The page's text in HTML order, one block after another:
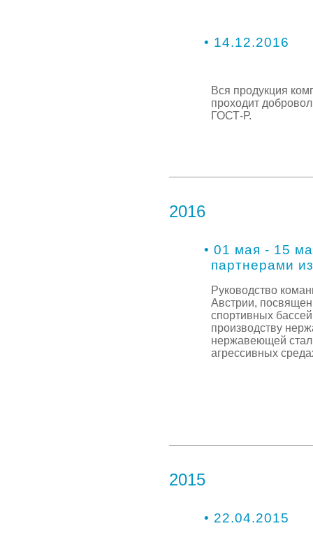
• 14.12.2016
Вся продукция
проходит
ГОСТ-Р.
2016
• 01 мая - 15
партнерами
Руководство
Австрии,
спортивных
производству
нержавеющей
агрессивных
2015
• 22.04.2015